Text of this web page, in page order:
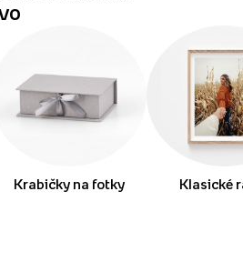
Krabičky na fotky Klasické